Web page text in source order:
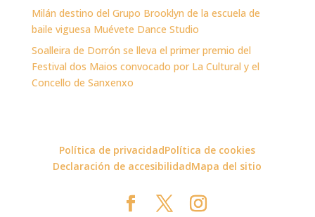
Milán destino del Grupo Brooklyn de la escuela de
baile viguesa Muévete Dance Studio
Soalleira de Dorrón se lleva el primer premio del
Festival dos Maios convocado por La Cultural y el
Concello de Sanxenxo
Política de privacidadPolítica de cookies
Declaración de accesibilidadMapa del sitio